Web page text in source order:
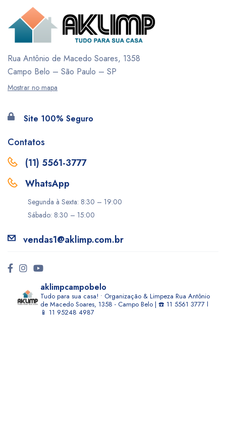
Rua Antônio de Macedo Soares, 1358
Campo Belo – São Paulo – SP
Mostrar no mapa
Site 100% Seguro
Contatos
(11) 5561-3777
WhatsApp
Segunda à Sexta: 8:30 – 19:00
Sábado: 8:30 – 15:00
vendas1@aklimp.com.br
aklimpcampobelo
Tudo para sua casa! • Organização & Limpeza Rua Antônio
de Macedo Soares, 1358 - Campo Belo | ☎️ 11 5561 3777 l
📱 11 95248 4987